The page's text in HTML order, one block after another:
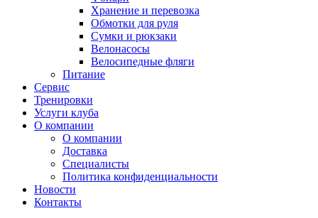
Хранение и перевозка
Обмотки для руля
Сумки и рюкзаки
Велонасосы
Велосипедные фляги
Питание
Сервис
Тренировки
Услуги клуба
О компании
О компании
Доставка
Специалисты
Политика конфиденциальности
Новости
Контакты